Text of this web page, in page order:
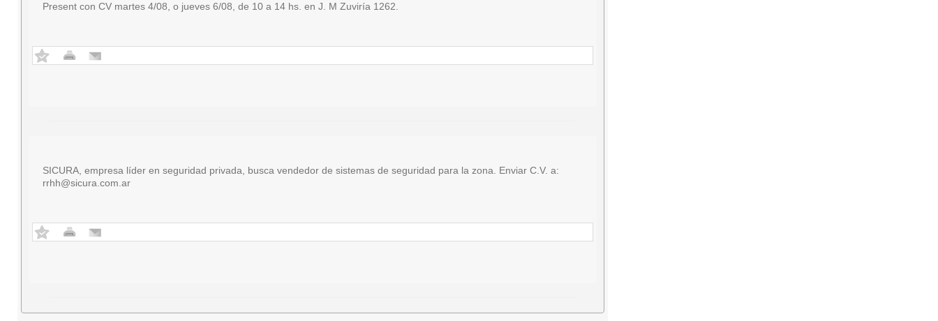
Present con CV martes 4/08, o jueves 6/08, de 10 a 14 hs. en J. M Zuviría 1262.
SICURA, empresa líder en seguridad privada, busca vendedor de sistemas de seguridad para la zona. Enviar C.V. a:
rrhh@sicura.com.ar